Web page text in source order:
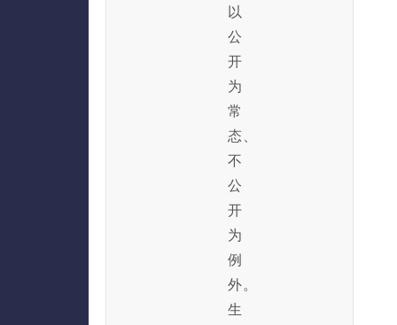
以
公
开
为
常
态、
不
公
开
为
例
外。
生